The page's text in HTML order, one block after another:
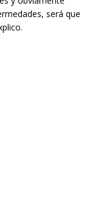
será que